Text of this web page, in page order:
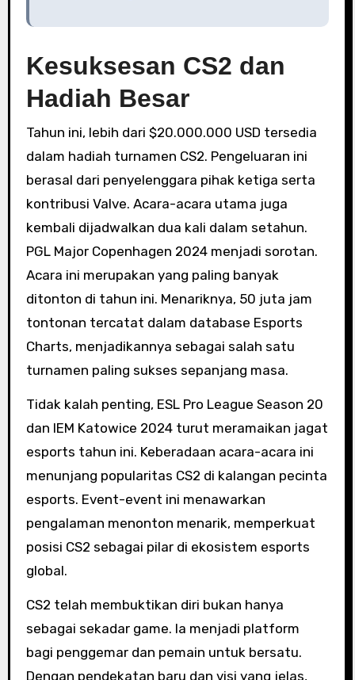
Kesuksesan CS2 dan
Hadiah Besar
Tahun ini, lebih dari $20.000.000 USD tersedia
dalam hadiah turnamen CS2. Pengeluaran ini
berasal dari penyelenggara pihak ketiga serta
kontribusi Valve. Acara-acara utama juga
kembali dijadwalkan dua kali dalam setahun.
PGL Major Copenhagen 2024 menjadi sorotan.
Acara ini merupakan yang paling banyak
ditonton di tahun ini. Menariknya, 50 juta jam
tontonan tercatat dalam database Esports
Charts, menjadikannya sebagai salah satu
turnamen paling sukses sepanjang masa.
Tidak kalah penting, ESL Pro League Season 20
dan IEM Katowice 2024 turut meramaikan jagat
esports tahun ini. Keberadaan acara-acara ini
menunjang popularitas CS2 di kalangan pecinta
esports. Event-event ini menawarkan
pengalaman menonton menarik, memperkuat
posisi CS2 sebagai pilar di ekosistem esports
global.
CS2 telah membuktikan diri bukan hanya
sebagai sekadar game. Ia menjadi platform
bagi penggemar dan pemain untuk bersatu.
Dengan pendekatan baru dan visi yang jelas,